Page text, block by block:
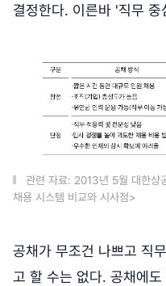
결정한다. 이른바 '직무 중
관련 자료: 2013년 5월 대한상
채용 시스템 비교와 시사점>
공채가 무조건 나쁘고 직
고 할 수는 없다. 공채에